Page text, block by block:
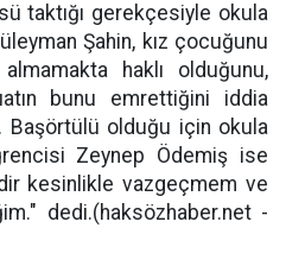
taktığı gerekçesiyle okula
Şahin, kız çocuğunu
haklı olduğunu,
bunu emrettiğini iddia
Başörtülü olduğu için okula
Zeynep Ödemiş ise
kesinlikle vazgeçmem ve
dedi.(haksözhaber.net -